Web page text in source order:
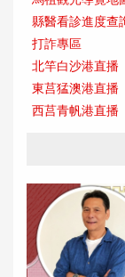
縣醫看診進度查
打詐專區
北竿白沙港直播
東莒猛澳港直播
西莒青帆港直播